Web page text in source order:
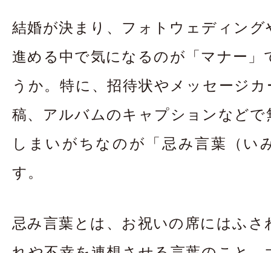
結婚が決まり、フォトウェディング
進める中で気になるのが「マナー」
うか。特に、招待状やメッセージカ
稿、アルバムのキャプションなどで
しまいがちなのが「忌み言葉（い
す。
忌み言葉とは、お祝いの席にはふさ